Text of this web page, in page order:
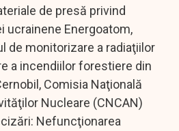
de presă privind
ucrainene Energoatom,
de monitorizare a radiaţiilor
a incendiilor forestiere din
Comisia Naţională
Nucleare (CNCAN)
Nefuncţionarea